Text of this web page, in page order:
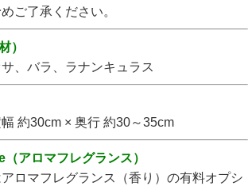
ご了承ください。
）
、バラ、ラナンキュラス
約30cm × 奥行 約30～35cm
アロマフレグランス）
ロマフレグランス（香り）の有料オプシ